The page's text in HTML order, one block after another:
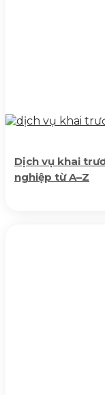
Dịch vụ khai
nghiệp từ A–Z